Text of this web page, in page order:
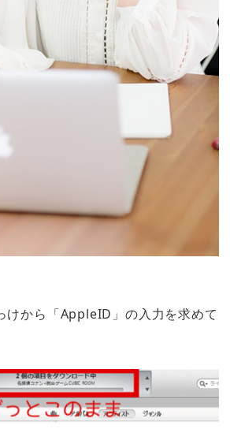
けから「AppleID」の入力を求めて